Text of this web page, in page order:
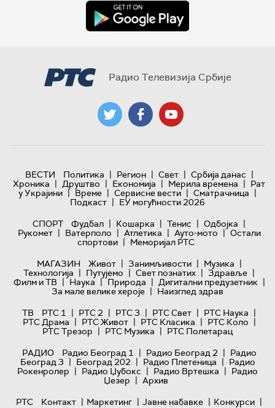
Радио Телевизија Србије
ВЕСТИ Политика | Регион | Свет | Србија данас |
Хроника | Друштво | Економија | Мерила времена | Рат
у Украјини | Време | Сервисне вести | Сматрачница |
Подкаст | ЕУ могућности 2026
СПОРТ
Фудбал | Кошарка | Тенис | Одбојка |
Рукомет | Ватерполо | Атлетика | Ауто-мото | Остали
спортови | Меморијал РТС
МАГАЗИН
Живот | Занимљивости | Музика |
Технологијa | Путујемо | Свет познатих | Здравље |
Филм и ТВ | Наука | Природа | Дигитални предузетник |
За мале велике хероје | Наизглед здрав
ТВ
РТС 1 | РТС 2 | РТС 3 | РТС Свет | РТС Наука |
РТС Драма | РТС Живот | РТС Класика | РТС Коло |
РТС Трезор | РТС Музика | РТС Полетарац
РАДИО
Радио Београд 1 | Радио Београд 2 | Радио
Београд 3 | Београд 202 | Радио Плетеница | Радио
Рокенролер | Радио Џубокс | Радио Вртешка | Радио
Џезер | Архив
РТС
Контакт | Маркетинг | Јавне набавке | Конкурси |